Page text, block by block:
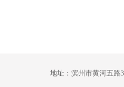
地址：滨州市黄河五路